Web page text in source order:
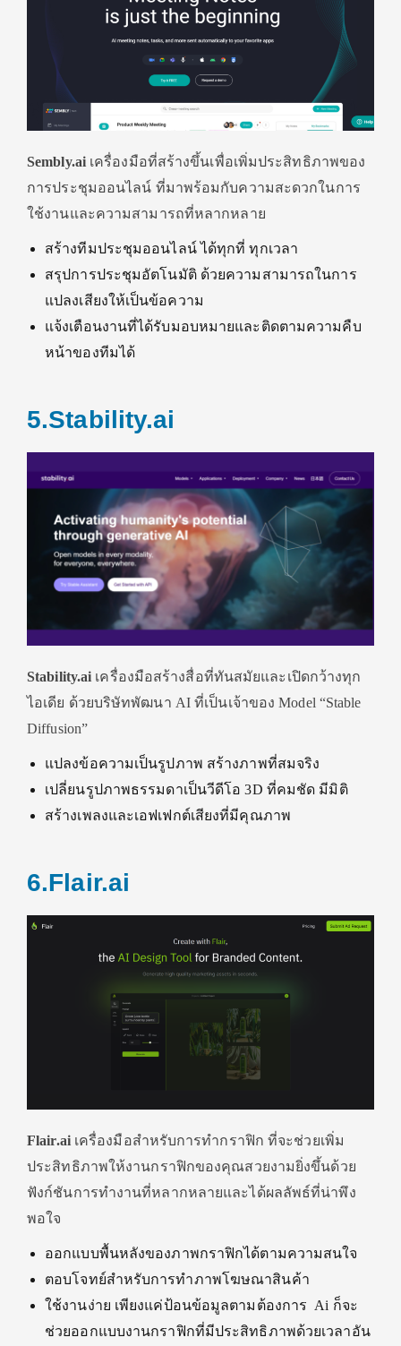
Sembly.ai เครื่องมือที่สร้างขึ้นเพื่อเพิ่มประสิทธิภาพของ
การประชุมออนไลน์ ที่มาพร้อมกับความสะดวกในการ
ใช้งานและความสามารถที่หลากหลาย
สร้างทีมประชุมออนไลน์ ได้ทุกที่ ทุกเวลา
สรุปการประชุมอัตโนมัติ ด้วยความสามารถในการ
แปลงเสียงให้เป็นข้อความ
แจ้งเตือนงานที่ได้รับมอบหมายและติดตามความคืบ
หน้าของทีมได้
5.Stability.ai
Stability.ai เครื่องมือสร้างสื่อที่ทันสมัยและเปิดกว้างทุก
ไอเดีย ด้วยบริษัทพัฒนา AI ที่เป็นเจ้าของ Model “Stable
Diffusion”
แปลงข้อความเป็นรูปภาพ สร้างภาพที่สมจริง
เปลี่ยนรูปภาพธรรมดาเป็นวีดีโอ 3D ที่คมชัด มีมิติ
สร้างเพลงและเอฟเฟกต์เสียงที่มีคุณภาพ
6.Flair.ai
Flair.aiเครื่องมือสำหรับการทำกราฟิก ที่จะช่วยเพิ่ม
ประสิทธิภาพให้งานกราฟิกของคุณสวยงามยิ่งขึ้นด้วย
ฟังก์ชันการทำงานที่หลากหลายและได้ผลลัพธ์ที่น่าพึง
พอใจ
ออกแบบพื้นหลังของภาพกราฟิกได้ตามความสนใจ
ตอบโจทย์สำหรับการทำภาพโฆษณาสินค้า
ใช้งานง่าย เพียงแค่ป้อนข้อมูลตามต้องการ Ai ก็จะ
ช่วยออกแบบงานกราฟิกที่มีประสิทธิภาพด้วยเวลาอัน